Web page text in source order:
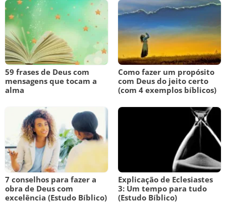
59 frases de Deus com
mensagens que tocam a
alma
Como fazer um propósito
com Deus do jeito certo
(com 4 exemplos bíblicos)
7 conselhos para fazer a
obra de Deus com
excelência (Estudo Bíblico)
Explicação de Eclesiastes
3: Um tempo para tudo
(Estudo Bíblico)